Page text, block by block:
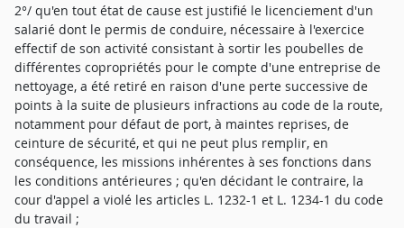
2°/ qu'en tout état de cause est justifié le licenciement d'un
salarié dont le permis de conduire, nécessaire à l'exercice
effectif de son activité consistant à sortir les poubelles de
différentes copropriétés pour le compte d'une entreprise de
nettoyage, a été retiré en raison d'une perte successive de
points à la suite de plusieurs infractions au code de la route,
notamment pour défaut de port, à maintes reprises, de
ceinture de sécurité, et qui ne peut plus remplir, en
conséquence, les missions inhérentes à ses fonctions dans
les conditions antérieures ; qu'en décidant le contraire, la
cour d'appel a violé les articles L. 1232-1 et L. 1234-1 du code
du travail ;